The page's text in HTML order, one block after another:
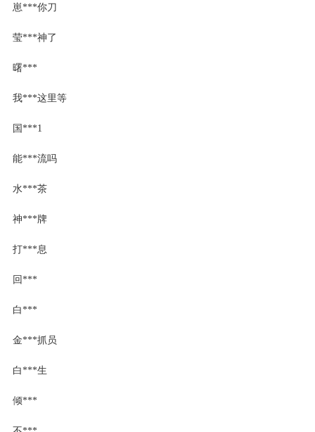
崽***你刀
莹***神了
曙***
我***这里等
国***1
能***流吗
水***茶
神***牌
打***息
回***
白***
金***抓员
白***生
倾***